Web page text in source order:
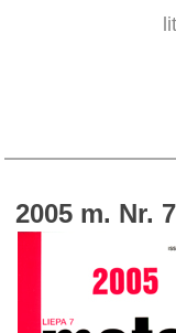
2005 m. Nr. 7